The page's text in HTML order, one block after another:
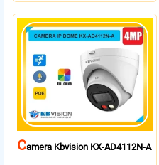
CAmera Kbvision KX-AD4112N-A